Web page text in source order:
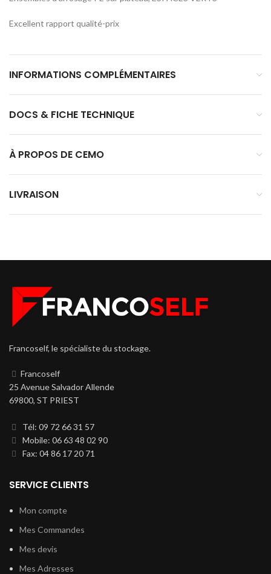
Excellent rapport qualité-prix
INFORMATIONS COMPLÉMENTAIRES
DOCS & FICHE TECHNIQUE
À PROPOS DE CEMO
LIVRAISON
Francoself, le spécialiste du stockage.
Francoself
25 Avenue Salvador Allende
69800, ST PRIEST
Tél: 09 72 66 31 57
Mobile: 06 63 48 02 90
Fax: 04 86 17 20 71
SERVICE CLIENTS
Mon compte
Mes Commandes
Mes devis
Mes Adresses